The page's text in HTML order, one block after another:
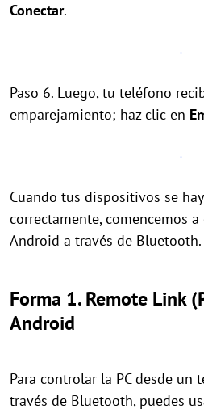
Conectar.
Paso 6. Luego, tu teléfono
emparejamiento; haz clic en
Cuando tus dispositivos se
correctamente, comencemos
Android a través de Bluetooth.
Forma 1. Remote Link
Android
Para controlar la PC desde un
través de Bluetooth, puedes